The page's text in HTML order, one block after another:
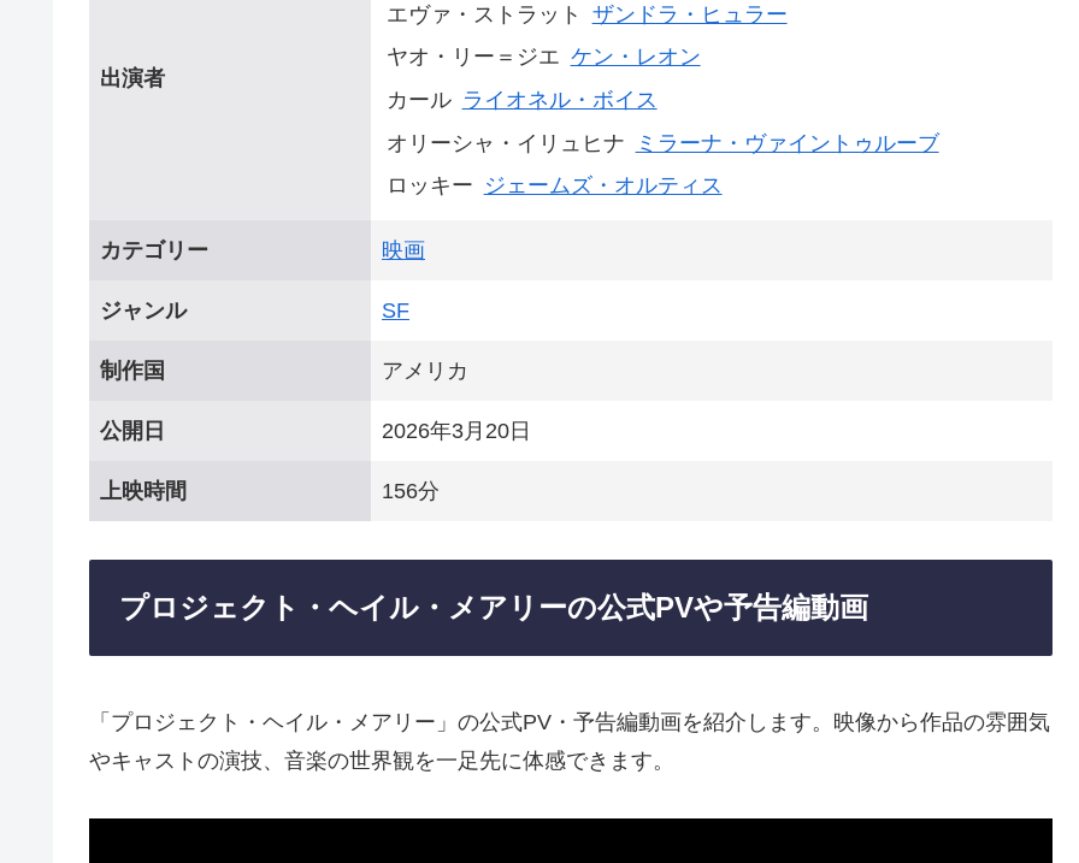
出演者
エヴァ・ストラット
ザンドラ・ヒュラー
ヤオ・リー＝ジエ ケン・レオン
カール ライオネル・ボイス
オリーシャ・イリュヒナ
ミラーナ・ヴァイントゥルーブ
ロッキー ジェームズ・オルティス
カテゴリー 映画
ジャンル SF
制作国 アメリカ
公開日 2026年3月20日
上映時間 156分
プロジェクト・ヘイル・メアリーの公式PVや予告編動画
「プロジェクト・ヘイル・メアリー」の公式PV・予告編動画を紹介します。映像から作品の雰囲気
やキャストの演技、音楽の世界観を一足先に体感できます。